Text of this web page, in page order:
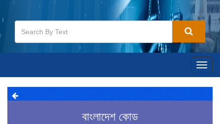
বাংলাদেশ কোড